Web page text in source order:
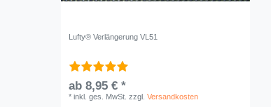
Lufty® Verlängerung VL51
ab 8,95 € *
*inkl. ges. MwSt. zzgl.Versandkosten